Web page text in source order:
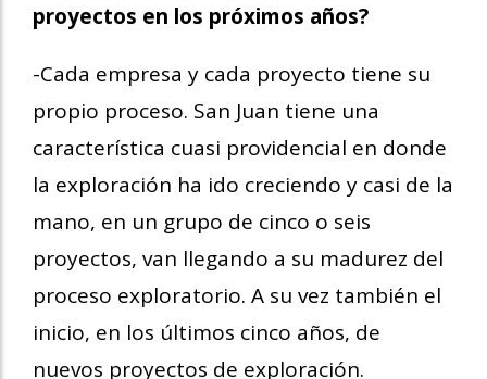
proyectos en los próximos años?
-Cada empresa y cada proyecto tiene su
propio proceso. San Juan tiene una
característica cuasi providencial en donde
la exploración ha ido creciendo y casi de la
mano, en un grupo de cinco o seis
proyectos, van llegando a su madurez del
proceso exploratorio. A su vez también el
inicio, en los últimos cinco años, de
nuevos proyectos de exploración.